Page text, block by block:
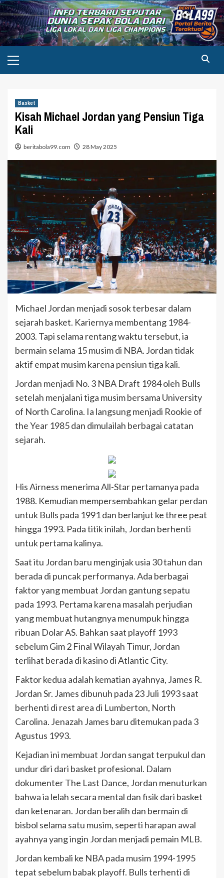
Skip
to
content
Menu
Basket
Kisah Michael Jordan yang Pensiun Tiga
Kali
beritabola99.com 28 May 2025
Michael Jordan menjadi sosok terbesar dalam
sejarah basket. Kariernya membentang 1984-
2003. Tapi selama rentang waktu tersebut, ia
bermain selama 15 musim di NBA. Jordan tidak
aktif empat musim karena pensiun tiga kali.
Jordan menjadi No. 3 NBA Draft 1984 oleh Bulls
setelah menjalani tiga musim bersama University
of North Carolina. Ia langsung menjadi Rookie of
the Year 1985 dan dimulailah berbagai catatan
sejarah.
His Airness menerima All-Star pertamanya pada
1988. Kemudian mempersembahkan gelar perdan
untuk Bulls pada 1991 dan berlanjut ke three peat
hingga 1993. Pada titik inilah, Jordan berhenti
untuk pertama kalinya.
Saat itu Jordan baru menginjak usia 30 tahun dan
berada di puncak performanya. Ada berbagai
faktor yang membuat Jordan gantung sepatu
pada 1993. Pertama karena masalah perjudian
yang membuat hutangnya menumpuk hingga
ribuan Dolar AS. Bahkan saat playoff 1993
sebelum Gim 2 Final Wilayah Timur, Jordan
terlihat berada di kasino di Atlantic City.
Faktor kedua adalah kematian ayahnya, James R.
Jordan Sr. James dibunuh pada 23 Juli 1993 saat
berhenti di rest area di Lumberton, North
Carolina. Jenazah James baru ditemukan pada 3
Agustus 1993.
Kejadian ini membuat Jordan sangat terpukul dan
undur diri dari basket profesional. Dalam
dokumenter The Last Dance, Jordan menuturkan
bahwa ia lelah secara mental dan fisik dari basket
dan ketenaran. Jordan beralih dan bermain di
bisbol selama satu musim, seperti harapan awal
ayahnya yang ingin Jordan menjadi pemain MLB.
Jordan kembali ke NBA pada musim 1994-1995
tepat sebelum babak playoff. Bulls terhenti di